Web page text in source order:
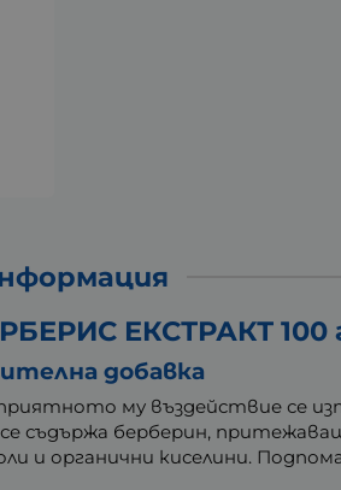
ЕКСТРАКТ 100
добавка
му въздействие се
съдържа берберин,
и органични киселини.